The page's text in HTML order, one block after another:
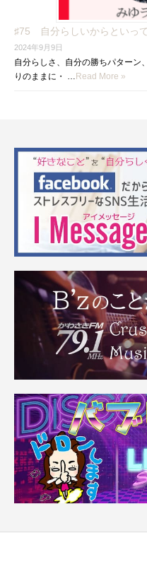
♯75 自分らしいからといっ
2024年9月9日
自分らしさ、自分の勝ちパターン
りのままに・ … Read More »